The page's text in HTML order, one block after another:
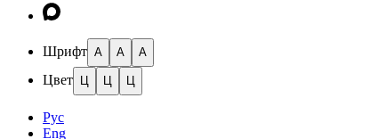
Шрифт A A A
Цвет Ц Ц Ц
Рус
Eng